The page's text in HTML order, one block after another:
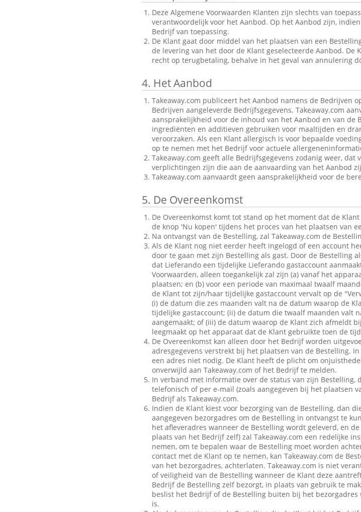
Deze Algemene Voorwaarden Klanten zijn slechts van
verantwoordelijk voor het Aanbod. Op het Aanbod zijn,
Bedrijf van toepassing.
De Klant gaat door middel van het plaatsen van een
de levering van het door de Klant geselecteerde Aanbod. De
recht op terugbetaling, behalve in het geval van annulering
4. Het Aanbod
Takeaway.com publiceert het Aanbod namens de Bedrijven
Bedrijven aangeleverde Bedrijfsgegevens. Takeaway.com
aansprakelijkheid voor de inhoud van het Aanbod en van de
ingrediënten en additieven gebruiken voor maaltijden en
veroorzaken. Als een Klant allergisch is voor bepaalde
op te nemen met het Bedrijf voor actuele
Takeaway.com geeft alle Bedrijfsgegevens zodanig weer,
verplichtingen zijn die aan de aanvaarding van het Aanbod
Takeaway.com aanvaardt geen aansprakelijkheid voor de
5. De Overeenkomst
De Overeenkomst komt tot stand op het moment dat de
de knop 'Nu kopen' tijdens het proces van het plaatsen van
Na ontvangst van de Bestelling, zal Takeaway.com de
Als de Klant nog niet eerder heeft ingelogd of een account
door te gaan met zijn Bestelling als gast. Door de Bestelling
dat Lieferando een tijdelijke Lieferando gastaccount
Voorwaarden, alleen toegankelijk zal zijn (a) vanaf het
plaatsen; en (b) voor een periode van maximaal twaalf
de Klant tot zijn/haar tijdelijke gastaccount vervalt op de
(i) de datum die zes maanden valt na de datum waarop de
tijdelijke gastaccount; (ii) de datum die twaalf maanden valt
aangemaakt; of (iii) de datum waarop de Klant zich afmeldt
leegmaakt op het apparaat dat de Klant gebruikte toen de
De Overeenkomst kan alleen door het Bedrijf worden
adresgegevens verstrekt bij het plaatsen van de Bestelling. In
een adres niet nodig. De Klant heeft de plicht om
onverwijld aan Takeaway.com of het Bedrijf te melden.
In verband met informatie over de status van zijn
telefonisch of per e-mail (zoals aangegeven bij het plaatsen
Bedrijf als Takeaway.com.
Indien de Klant kiest voor bezorging van de Bestelling, dan
aangegeven bezorgadres om de Bestelling in ontvangst te
het afleveradres wanneer de Bestelling wordt geleverd, en
plaats van het Bedrijf zelf) zal Takeaway.com een redelijke
nemen, om te bepalen waar de Bestelling moet worden
contact met de Klant op te nemen, kan Takeaway.com de
van het bezorgadres, achterlaten. Takeaway.com is niet
of veiligheid van de Bestelling wanneer de Klant deze
Bedrijf de Bestelling zelf bezorgt, in plaats van gebruik te
beslist het Bedrijf of de Bestelling buiten bij het
is.